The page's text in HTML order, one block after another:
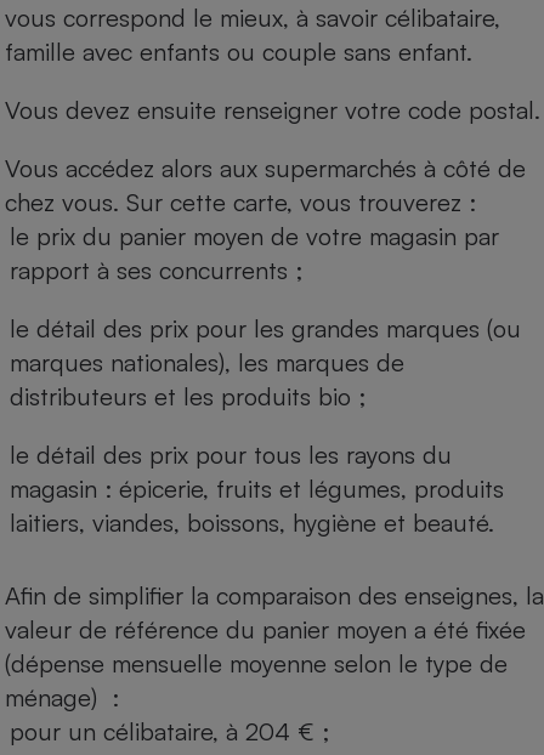
vous correspond le mieux, à savoir célibataire,
famille avec enfants ou couple sans enfant.
Vous devez ensuite renseigner votre code postal.
Vous accédez alors aux supermarchés à côté de
chez vous. Sur cette carte, vous trouverez :
le prix du panier moyen de votre magasin par
rapport à ses concurrents ;
le détail des prix pour les grandes marques (ou
marques nationales), les marques de
distributeurs et les produits bio ;
le détail des prix pour tous les rayons du
magasin : épicerie, fruits et légumes, produits
laitiers, viandes, boissons, hygiène et beauté.
Afin de simplifier la comparaison des enseignes, la
valeur de référence du panier moyen a été fixée
(dépense mensuelle moyenne selon le type de
ménage) :
pour un célibataire, à 204 € ;